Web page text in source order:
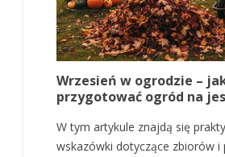
Wrzesień w ogrodzie –
przygotować ogród na
W tym artykule znajdą się
wskazówki dotyczące zbiorów i